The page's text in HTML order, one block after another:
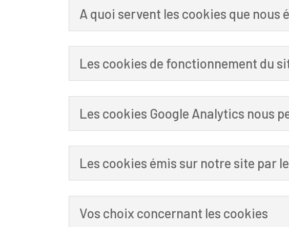
A quoi servent les cookies que nous
Les cookies de fonctionnement du
Les cookies Google Analytics nous
Les cookies émis sur notre site par
Vos choix concernant les cookies